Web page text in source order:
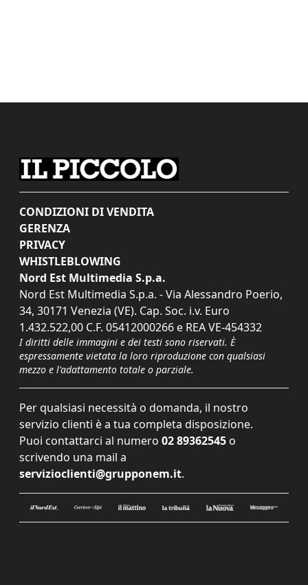
CONDIZIONI DI VENDITA
GERENZA
PRIVACY
WHISTLEBLOWING
Nord Est Multimedia S.p.a.
Nord Est Multimedia S.p.a. - Via Alessandro Poerio,
34, 30171 Venezia (VE). Cap. Soc. i.v. Euro
1.432.522,00 C.F. 05412000266 e REA VE-454332
I diritti delle immagini e dei testi sono riservati. È
espressamente vietata la loro riproduzione con qualsiasi
mezzo e l'adattamento totale o parziale.
Per qualsiasi necessità o domanda, il nostro
servizio clienti è a tua completa disposizione.
Puoi contattarci al numero 02 89362545 o
scrivendo una mail a
servizioclienti@grupponem.it.